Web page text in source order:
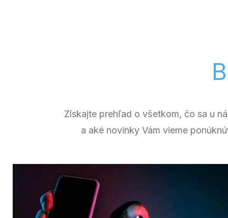
Získajte prehľad o všetkom, čo sa u
a aké novinky Vám vieme